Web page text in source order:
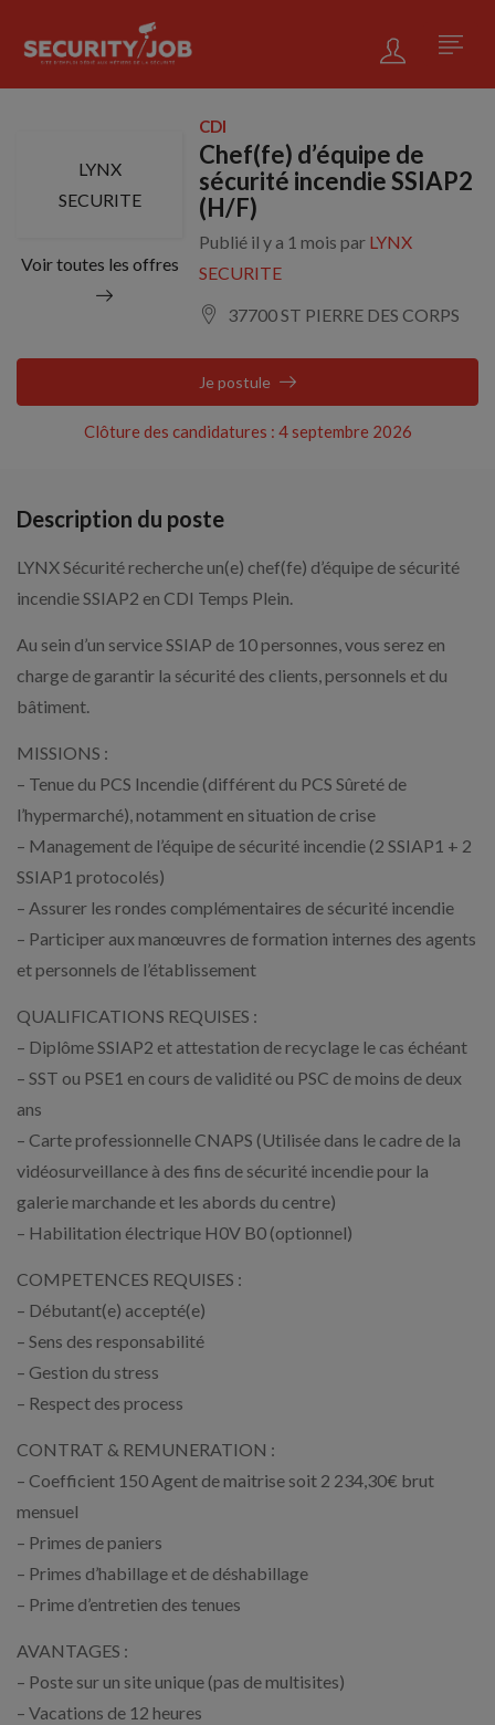
LYNX
SECURITE
Voir toutes les offres
CDI
Chef(fe) d’équipe de
sécurité incendie SSIAP2
(H/F)
Publié il y a 1 mois par LYNX
SECURITE
37700 ST PIERRE DES CORPS
Clôture des candidatures : 4 septembre 2026
Je postule
Description du poste
LYNX Sécurité recherche un(e) chef(fe) d’équipe de sécurité
incendie SSIAP2 en CDI Temps Plein.
Au sein d’un service SSIAP de 10 personnes, vous serez en
charge de garantir la sécurité des clients, personnels et du
bâtiment.
MISSIONS :
– Tenue du PCS Incendie (différent du PCS Sûreté de
l’hypermarché), notamment en situation de crise
– Management de l’équipe de sécurité incendie (2 SSIAP1 + 2
SSIAP1 protocolés)
– Assurer les rondes complémentaires de sécurité incendie
– Participer aux manœuvres de formation internes des agents
et personnels de l’établissement
QUALIFICATIONS REQUISES :
– Diplôme SSIAP2 et attestation de recyclage le cas échéant
– SST ou PSE1 en cours de validité ou PSC de moins de deux
ans
– Carte professionnelle CNAPS (Utilisée dans le cadre de la
vidéosurveillance à des fins de sécurité incendie pour la
galerie marchande et les abords du centre)
– Habilitation électrique H0V B0 (optionnel)
COMPETENCES REQUISES :
– Débutant(e) accepté(e)
– Sens des responsabilité
– Gestion du stress
– Respect des process
CONTRAT & REMUNERATION :
– Coefficient 150 Agent de maitrise soit 2 234,30€ brut
mensuel
– Primes de paniers
– Primes d’habillage et de déshabillage
– Prime d’entretien des tenues
AVANTAGES :
– Poste sur un site unique (pas de multisites)
– Vacations de 12 heures